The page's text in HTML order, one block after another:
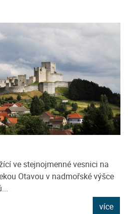
ve stejnojmenné vesnici na
Otavou v nadmořské výšce
více